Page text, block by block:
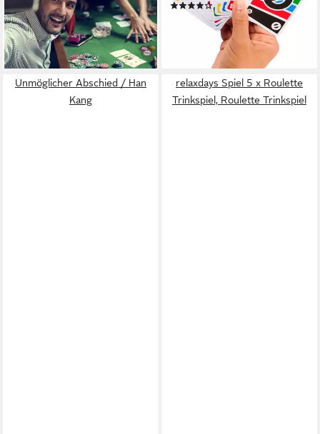
11,99 €
UVP29,99 €
-60%
lieferbar - in 2-3 Werktagen bei dir
(4)
ab 20,56 € UVP 25,99 €
lieferbar - in 1-2 Werktagen bei dir
Unmöglicher Abschied / Han
Kang
relaxdays Spiel 5 x Roulette
Trinkspiel, Roulette Trinkspiel